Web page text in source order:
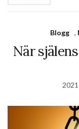
Blogg ,
När